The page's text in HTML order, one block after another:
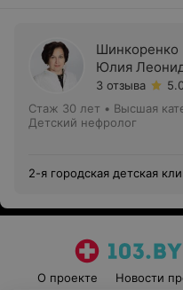
Шинкоренко
Юлия
3 отзыва
Стаж 30 лет • Высшая
Детский нефролог
2-я городская детская
О проекте Новости